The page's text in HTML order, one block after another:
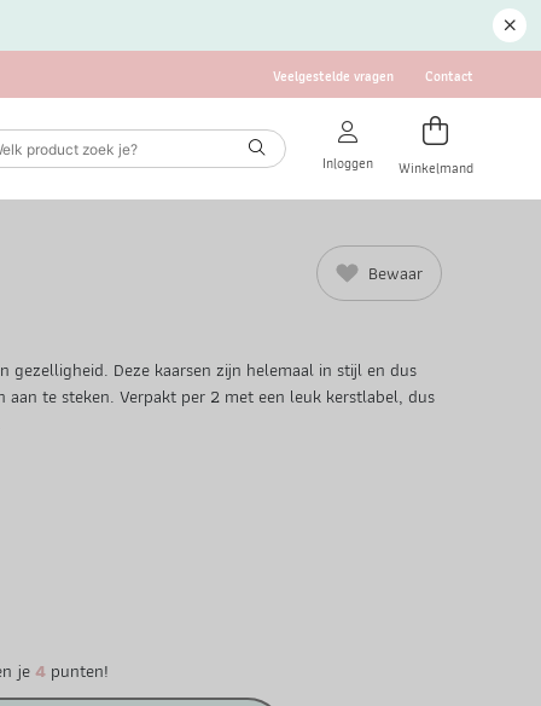
Veelgestelde vragen Contact
Inloggen Winkelmand
Bewaar
gezelligheid. Deze kaarsen zijn helemaal in stijl en dus
te steken. Verpakt per 2 met een leuk kerstlabel, dus
je4 punten!